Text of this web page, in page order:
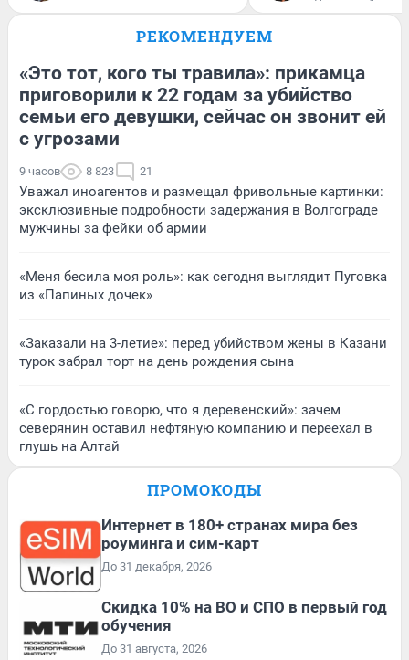
РЕКОМЕНДУЕМ
«Это тот, кого ты травила»: прикамца
приговорили к 22 годам за убийство
семьи его девушки, сейчас он звонит ей
с угрозами
9 часов 8 823 21
Уважал иноагентов и размещал фривольные картинки:
эксклюзивные подробности задержания в Волгограде
мужчины за фейки об армии
«Меня бесила моя роль»: как сегодня выглядит Пуговка
из «Папиных дочек»
«Заказали на 3-летие»: перед убийством жены в Казани
турок забрал торт на день рождения сына
«С гордостью говорю, что я деревенский»: зачем
северянин оставил нефтяную компанию и переехал в
глушь на Алтай
ПРОМОКОДЫ
Интернет в 180+ странах мира без
роуминга и сим-карт
До 31 декабря, 2026
Скидка 10% на ВО и СПО в первый год
обучения
До 31 августа, 2026